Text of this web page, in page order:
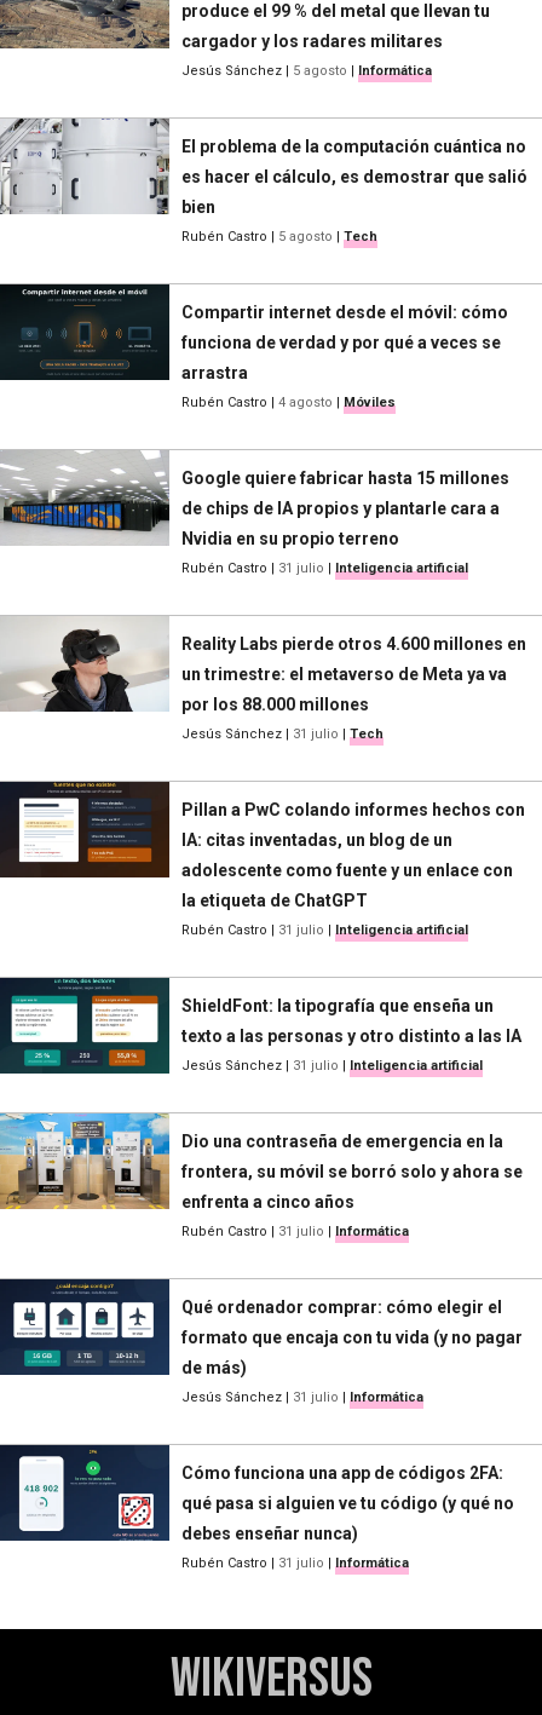
produce el 99 % del metal que llevan tu
cargador y los radares militares
Jesús Sánchez 5 agosto Informática
El problema de la computación cuántica no
es hacer el cálculo, es demostrar que salió
bien
Rubén Castro 5 agosto Tech
Compartir internet desde el móvil: cómo
funciona de verdad y por qué a veces se
arrastra
Rubén Castro 4 agosto Móviles
Google quiere fabricar hasta 15 millones
de chips de IA propios y plantarle cara a
Nvidia en su propio terreno
Rubén Castro 31 julio Inteligencia artificial
Reality Labs pierde otros 4.600 millones en
un trimestre: el metaverso de Meta ya va
por los 88.000 millones
Jesús Sánchez 31 julio Tech
Pillan a PwC colando informes hechos con
IA: citas inventadas, un blog de un
adolescente como fuente y un enlace con
la etiqueta de ChatGPT
Rubén Castro 31 julio Inteligencia artificial
ShieldFont: la tipografía que enseña un
texto a las personas y otro distinto a las IA
Jesús Sánchez 31 julio Inteligencia artificial
Dio una contraseña de emergencia en la
frontera, su móvil se borró solo y ahora se
enfrenta a cinco años
Rubén Castro 31 julio Informática
Qué ordenador comprar: cómo elegir el
formato que encaja con tu vida (y no pagar
de más)
Jesús Sánchez 31 julio Informática
Cómo funciona una app de códigos 2FA:
qué pasa si alguien ve tu código (y qué no
debes enseñar nunca)
Rubén Castro 31 julio Informática
WikiVersus